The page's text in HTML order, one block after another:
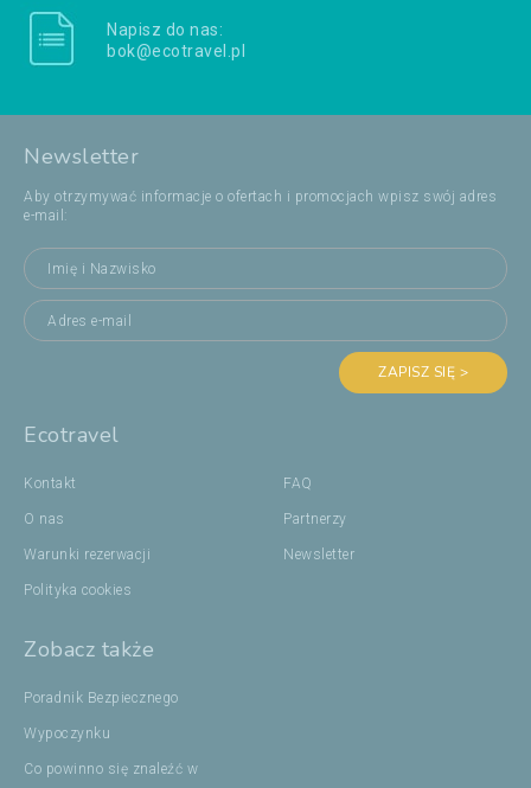
Napisz do nas:
bok@ecotravel.pl
Newsletter
Aby otrzymywać informacje o ofertach i promocjach wpisz swój adres
e-mail:
ZAPISZ SIĘ >
Ecotravel
Kontakt
O nas
Warunki rezerwacji
Polityka cookies
FAQ
Partnerzy
Newsletter
Zobacz także
Poradnik Bezpiecznego
Wypoczynku
Co powinno się znaleźć w